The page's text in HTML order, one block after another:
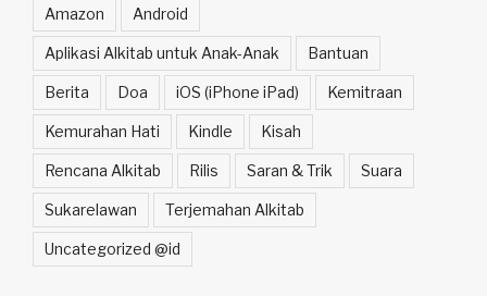
Amazon Android
Aplikasi Alkitab untuk Anak-Anak Bantuan
Berita Doa iOS (iPhone iPad) Kemitraan
Kemurahan Hati Kindle Kisah
Rencana Alkitab Rilis Saran & Trik Suara
Sukarelawan Terjemahan Alkitab
Uncategorized @id